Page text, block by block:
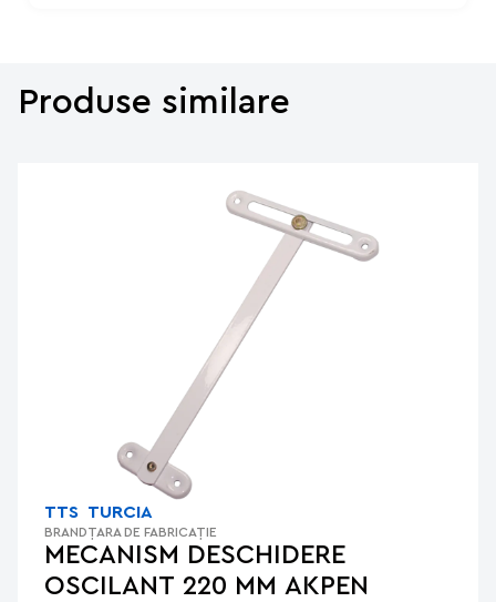
Produse similare
MECANISM DESCHIDERE
OSCILANT 220 MM AKPEN
TTS
BRAND
TURCIA
ȚARA DE FABRICAȚIE